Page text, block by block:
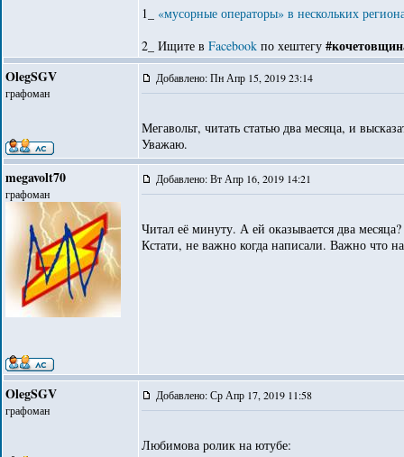
1_ «мусорные операторы» в нескольких
2_ Ищите в Facebook по хештегу
OlegSGV
графоман
Добавлено: Пн Апр 15, 2019 23:14
Мегавольт, читать статью два месяца, и
Уважаю.
megavolt70
графоман
Добавлено: Вт Апр 16, 2019 14:21
Читал её минуту. А ей оказывается два
Кстати, не важно когда написали. Важно что
OlegSGV
графоман
Добавлено: Ср Апр 17, 2019 11:58
Любимова ролик на ютубе: